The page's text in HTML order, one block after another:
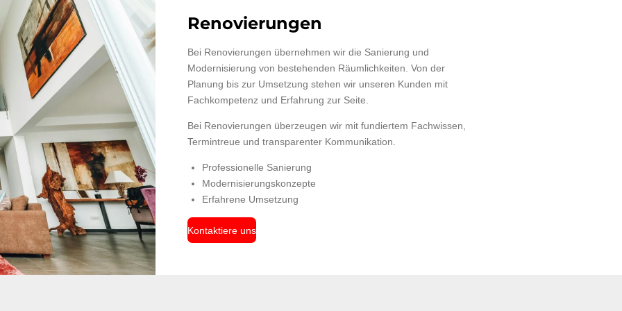
Renovierungen
Bei Renovierungen übernehmen wir die Sanierung und
Modernisierung von bestehenden Räumlichkeiten. Von der
Planung bis zur Umsetzung stehen wir unseren Kunden mit
Fachkompetenz und Erfahrung zur Seite.
Bei Renovierungen überzeugen wir mit fundiertem Fachwissen,
Termintreue und transparenter Kommunikation.
Professionelle Sanierung
Modernisierungskonzepte
Erfahrene Umsetzung
Kontaktiere uns